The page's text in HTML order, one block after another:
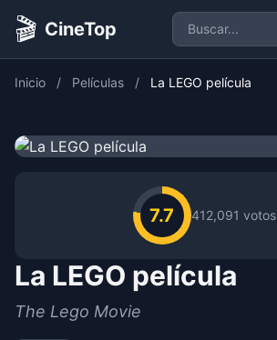
🎬 CineTop
Inicio / Películas / La LEGO película
7.7 412,091 votos
La LEGO película
The Lego Movie